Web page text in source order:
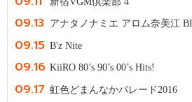
09.13 アナタノナミエ アロム奈美江
09.15 B'z Nite
09.16 KiiRO 80’s 90’s 00’s Hits!
09.17 虹色どまんなかパレード2016